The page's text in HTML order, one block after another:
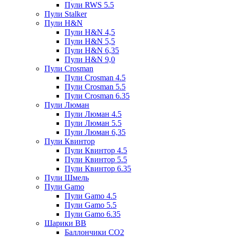
Пули RWS 5.5
Пули Stalker
Пули H&N
Пули H&N 4,5
Пули H&N 5,5
Пули H&N 6,35
Пули H&N 9,0
Пули Crosman
Пули Crosman 4.5
Пули Crosman 5.5
Пули Crosman 6.35
Пули Люман
Пули Люман 4.5
Пули Люман 5.5
Пули Люман 6,35
Пули Квинтор
Пули Квинтор 4.5
Пули Квинтор 5.5
Пули Квинтор 6.35
Пули Шмель
Пули Gamo
Пули Gamo 4.5
Пули Gamo 5.5
Пули Gamo 6.35
Шарики BB
Баллончики CO2